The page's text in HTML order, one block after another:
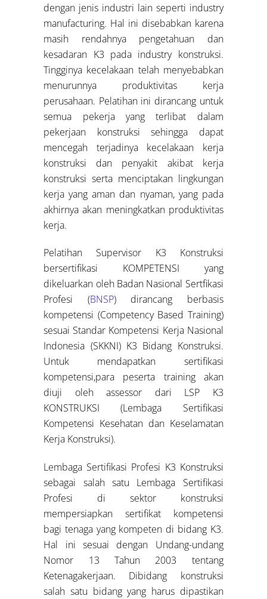
dengan jenis industri lain seperti industry
manufacturing. Hal ini disebabkan karena
masih rendahnya pengetahuan dan
kesadaran K3 pada industry konstruksi.
Tingginya kecelakaan telah menyebabkan
menurunnya produktivitas kerja
perusahaan. Pelatihan ini dirancang untuk
semua pekerja yang terlibat dalam
pekerjaan konstruksi sehingga dapat
mencegah terjadinya kecelakaan kerja
konstruksi dan penyakit akibat kerja
konstruksi serta menciptakan lingkungan
kerja yang aman dan nyaman, yang pada
akhirnya akan meningkatkan produktivitas
kerja.
Pelatihan Supervisor K3 Konstruksi
bersertifikasi KOMPETENSI yang
dikeluarkan oleh Badan Nasional Sertfikasi
Profesi (BNSP) dirancang berbasis
kompetensi (Competency Based Training)
sesuai Standar Kompetensi Kerja Nasional
Indonesia (SKKNI) K3 Bidang Konstruksi.
Untuk mendapatkan sertifikasi
kompetensi,para peserta training akan
diuji oleh assessor dari LSP K3
KONSTRUKSI (Lembaga Sertifikasi
Kompetensi Kesehatan dan Keselamatan
Kerja Konstruksi).
Lembaga Sertifikasi Profesi K3 Konstruksi
sebagai salah satu Lembaga Sertifikasi
Profesi di sektor konstruksi
mempersiapkan sertifikat kompetensi
bagi tenaga yang kompeten di bidang K3.
Hal ini sesuai dengan Undang-undang
Nomor 13 Tahun 2003 tentang
Ketenagakerjaan. Dibidang konstruksi
salah satu bidang yang harus dipastikan